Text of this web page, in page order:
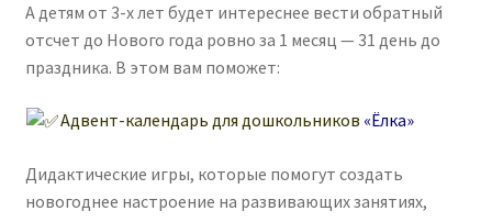
А детям от 3-х лет будет интереснее вести обратный
отсчет до Нового года ровно за 1 месяц — 31 день до
праздника. В этом вам поможет:
Адвент-календарь для дошкольников «Ёлка»
Дидактические игры, которые помогут создать
новогоднее настроение на развивающих занятиях,